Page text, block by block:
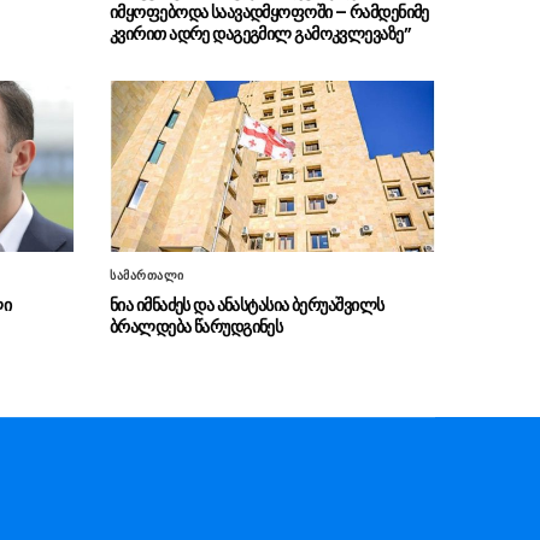
06.08 - 17:31
“თანმიმდევრული
ფუნდამენტურად მნიშვნელოვანია ჩვენი
ქვეყნის სატრანსპორტო ქსელის
განვითარებისთვის“
06.08 - 17:16“განსაკუთრებულ ყურადღებას
ვუთმობთ საქართველოს რკინიგზის
განვითარებას”
06.08 - 17:13
“ჩვენს ქვეყანაში ჩამოსულ
სტუმრებს შეეძლებათ, თბილისიდან ბათუმში
და ბათუმიდან ჩვენს დედაქალაქში 4 საათში
06.08 - 16:33ირაკლი კობახიძე – სათანადო
იმყოფებოდა საავადმყოფოში – რამდენიმე
კვირით ადრე დაგეგმილ გამოკვლევაზე”
სამართალი
ნია იმნაძეს და ანასტასია ბერუაშვილს
ბრალდება წარუდგინეს